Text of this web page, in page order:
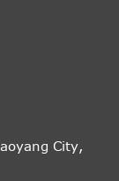
City,